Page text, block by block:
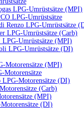
LPG-Umrüstsätze (MPI)
LPG-Umrüstsätze
Renzo LPG-Umrüstsätze
LPG-Umrüstsätze (Carb)
Umrüstsätze (MPI)
LPG-Umrüstsätze (DI)
Motorensätze (MPI)
Motorensätze
LPG-Motorensätze (DI)
(Carb)
(MPI)
(DI)